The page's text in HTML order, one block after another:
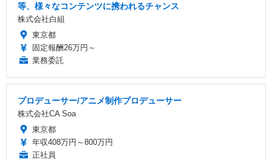
等、様々なコンテンツに携われるチャンス
株式会社白組
東京都
固定報酬26万円～
業務委託
プロデューサー/アニメ制作プロデューサー
株式会社CA Soa
東京都
年収408万円～800万円
正社員